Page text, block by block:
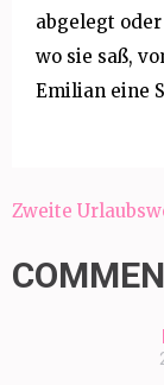
abgelegt
wo sie saß,
Emilian eine
Zweite